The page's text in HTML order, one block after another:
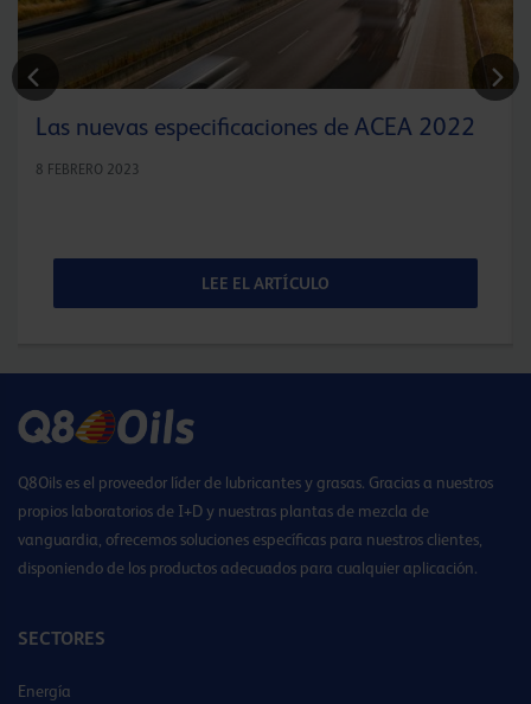
Las nuevas especificaciones de ACEA 2022
8 FEBRERO 2023
LEE EL ARTÍCULO
Q8Oils es el proveedor líder de lubricantes y grasas. Gracias a nuestros
propios laboratorios de I+D y nuestras plantas de mezcla de
vanguardia, ofrecemos soluciones específicas para nuestros clientes,
disponiendo de los productos adecuados para cualquier aplicación.
SECTORES
Energía